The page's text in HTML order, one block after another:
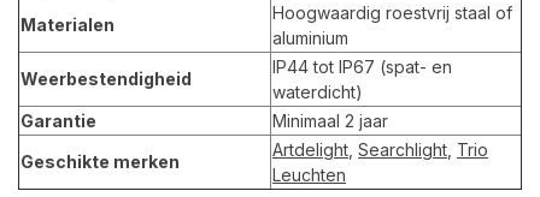
Materialen
Hoogwaardig roestvrij staal of
aluminium
Weerbestendigheid
IP44 tot IP67 (spat- en
waterdicht)
Garantie
Minimaal 2 jaar
Geschikte merken
Artdelight Searchlight Trio
Leuchten